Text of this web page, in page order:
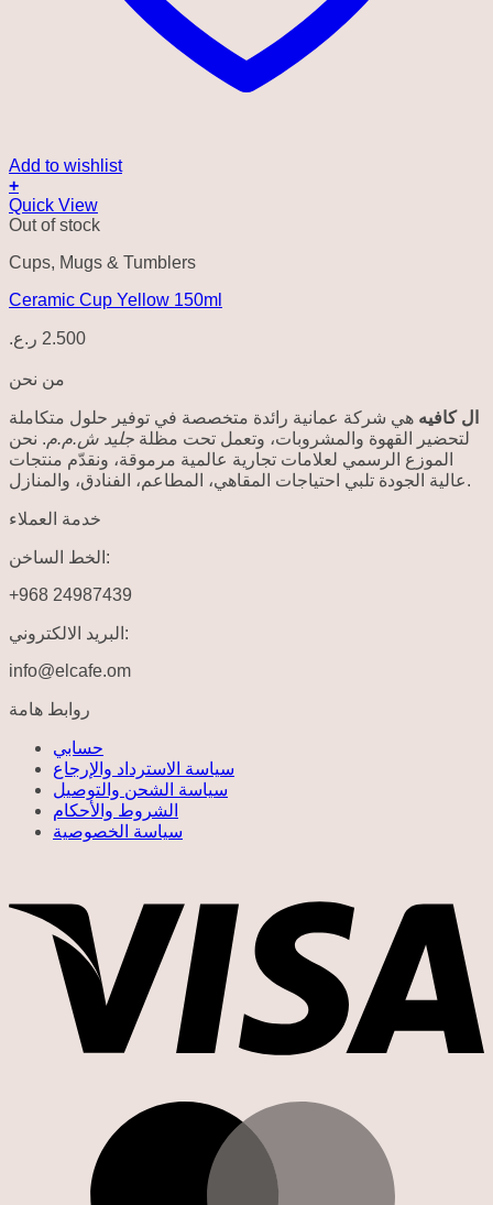
Add to wishlist
+
Quick View
Out of stock
Cups, Mugs & Tumblers
Ceramic Cup Yellow 150ml
2.500 ر.ع.
من نحن
ال كافيه هي شركة عمانية رائدة متخصصة في توفير حلول متكاملة
لتحضير القهوة والمشروبات، وتعمل تحت مظلة جليد ش.م.م. نحن
الموزع الرسمي لعلامات تجارية عالمية مرموقة، ونقدّم منتجات
عالية الجودة تلبي احتياجات المقاهي، المطاعم، الفنادق، والمنازل.
خدمة العملاء
الخط الساخن:
+968 24987439
البريد الالكتروني:
info@elcafe.om
روابط هامة
حسابي
سياسة الاسترداد والإرجاع
سياسة الشحن والتوصيل
الشروط والأحكام
سياسة الخصوصية